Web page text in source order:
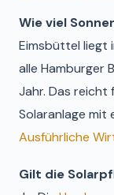
Wie viel
Eimsbüttel liegt
alle Hamburger
Jahr. Das
Solaranlage mit
Ausführliche
Gilt die